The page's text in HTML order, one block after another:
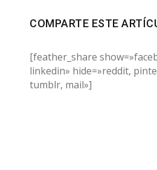
COMPARTE ESTE
[feather_share
linkedin» hide=»reddit,
tumblr, mail»]